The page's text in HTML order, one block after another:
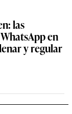
las
en
y regular